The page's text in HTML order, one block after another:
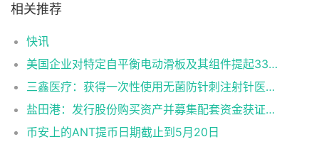
相关推荐
快讯
美国企业对特定自平衡电动滑板及其组件提起337调查申请
三鑫医疗：获得一次性使用无菌防针刺注射针医疗器械注册证
盐田港：发行股份购买资产并募集配套资金获证监会同意注册批复
币安上的ANT提币日期截止到5月20日